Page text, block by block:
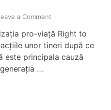
a Comment
pro-viață Right to
unor tineri după ce
este principala cauză
…